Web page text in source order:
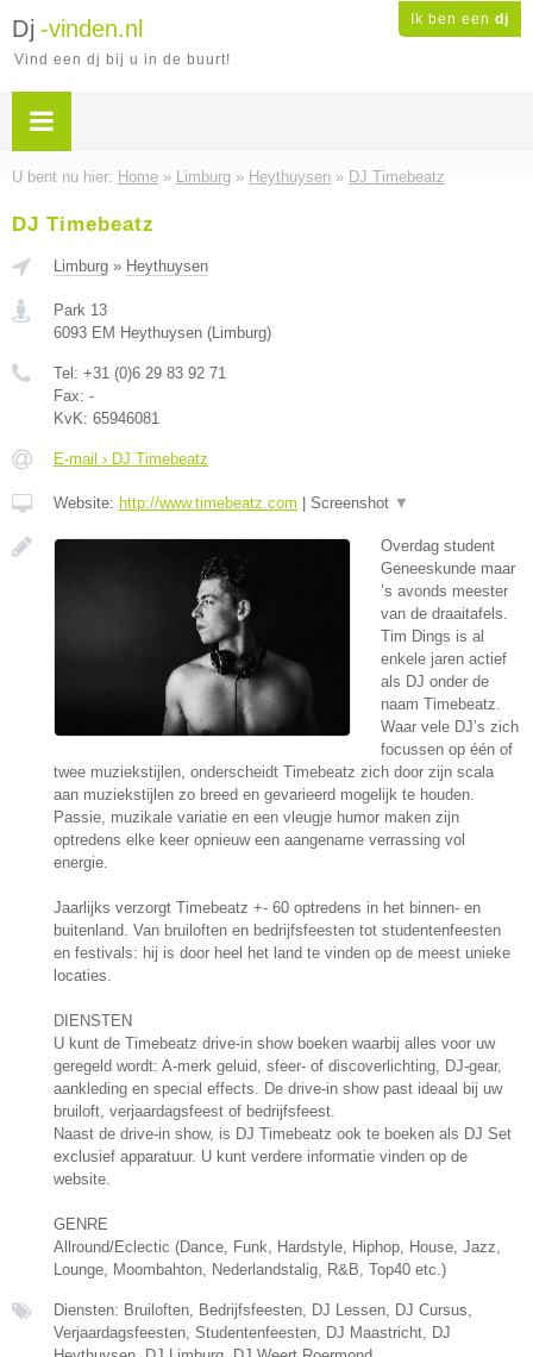
Ik ben een dj
Dj -vinden.nl
Vind een dj bij u in de buurt!
U bent nu hier: Home » Limburg » Heythuysen » DJ Timebeatz
DJ Timebeatz
Limburg » Heythuysen
Park 13
6093 EM Heythuysen (Limburg)
Tel: +31 (0)6 29 83 92 71
Fax: -
KvK: 65946081
E-mail › DJ Timebeatz
Website: http://www.timebeatz.com Screenshot ▼
Overdag student
Geneeskunde maar
’s avonds meester
van de draaitafels.
Tim Dings is al
enkele jaren actief
als DJ onder de
naam Timebeatz.
Waar vele DJ’s zich
focussen op één of
twee muziekstijlen, onderscheidt Timebeatz zich door zijn scala
aan muziekstijlen zo breed en gevarieerd mogelijk te houden.
Passie, muzikale variatie en een vleugje humor maken zijn
optredens elke keer opnieuw een aangename verrassing vol
energie.
Jaarlijks verzorgt Timebeatz +- 60 optredens in het binnen- en
buitenland. Van bruiloften en bedrijfsfeesten tot studentenfeesten
en festivals: hij is door heel het land te vinden op de meest unieke
locaties.
DIENSTEN
U kunt de Timebeatz drive-in show boeken waarbij alles voor uw
geregeld wordt: A-merk geluid, sfeer- of discoverlichting, DJ-gear,
aankleding en special effects. De drive-in show past ideaal bij uw
bruiloft, verjaardagsfeest of bedrijfsfeest.
Naast de drive-in show, is DJ Timebeatz ook te boeken als DJ Set
exclusief apparatuur. U kunt verdere informatie vinden op de
website.
GENRE
Allround/Eclectic (Dance, Funk, Hardstyle, Hiphop, House, Jazz,
Lounge, Moombahton, Nederlandstalig, R&B, Top40 etc.)
Diensten: Bruiloften, Bedrijfsfeesten, DJ Lessen, DJ Cursus,
Verjaardagsfeesten, Studentenfeesten, DJ Maastricht, DJ